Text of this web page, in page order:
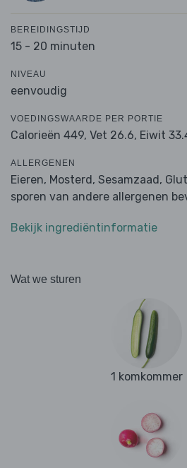
BEREIDINGSTIJD
15 - 20 minuten
NIVEAU
eenvoudig
VOEDINGSWAARDE PER PORTIE
Calorieën 449, Vet 26.6, Eiwit
ALLERGENEN
Eieren, Mosterd, Sesamzaad,
sporen van andere allergenen
Bekijk ingrediëntinformatie
Wat we sturen
1 komkommer